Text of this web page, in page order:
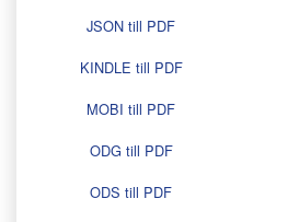
JSON till PDF
KINDLE till PDF
MOBI till PDF
ODG till PDF
ODS till PDF